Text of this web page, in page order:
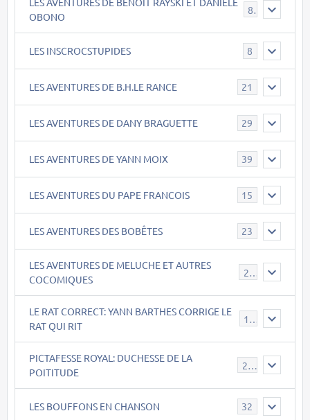
OBONO
LES INSCROCSTUPIDES 8
LES AVENTURES DE B.H.LE RANCE 21
LES AVENTURES DE DANY BRAGUETTE 29
LES AVENTURES DE YANN MOIX 39
LES AVENTURES DU PAPE FRANCOIS 15
LES AVENTURES DES BOBÊTES 23
LES AVENTURES DE MELUCHE ET AUTRES
COCOMIQUES
LE RAT CORRECT: YANN BARTHES CORRIGE LE
RAT QUI RIT
PICTAFESSE ROYAL: DUCHESSE DE LA
POITITUDE
LES BOUFFONS EN CHANSON 32